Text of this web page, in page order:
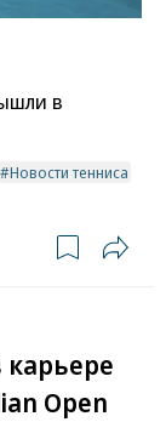
в
Новости тенниса
Open